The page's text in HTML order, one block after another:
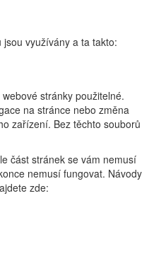
využívány a ta takto:
stránky použitelné.
na stránce nebo změna
zařízení. Bez těchto souborů
část stránek se vám nemusí
nemusí fungovat. Návody
zde: